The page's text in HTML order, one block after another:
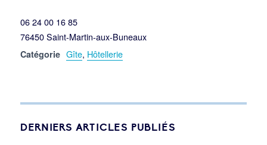
06 24 00 16 85
76450 Saint-Martin-aux-Buneaux
Catégorie Gîte, Hôtellerie
DERNIERS ARTICLES PUBLIÉS